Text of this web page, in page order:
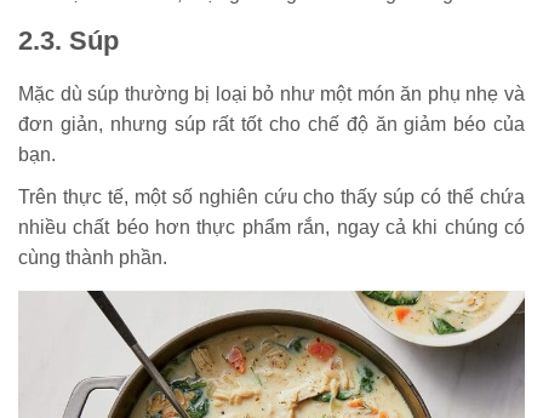
2.3. Súp
Mặc dù súp thường bị loại bỏ như một món ăn phụ nhẹ và
đơn giản, nhưng súp rất tốt cho chế độ ăn giảm béo của
bạn.
Trên thực tế, một số nghiên cứu cho thấy súp có thể chứa
nhiều chất béo hơn thực phẩm rắn, ngay cả khi chúng có
cùng thành phần.